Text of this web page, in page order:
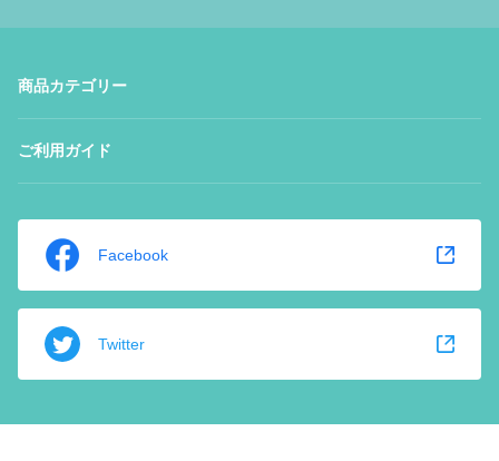
商品カテゴリー
ご利用ガイド
Facebook
Twitter